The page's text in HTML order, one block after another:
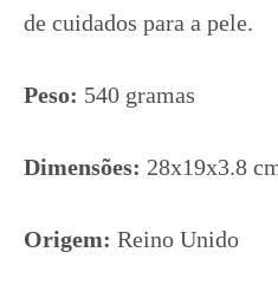
de cuidados para a pele.
Peso: 540 gramas
Dimensões: 28x19x3.8
Origem: Reino Unido